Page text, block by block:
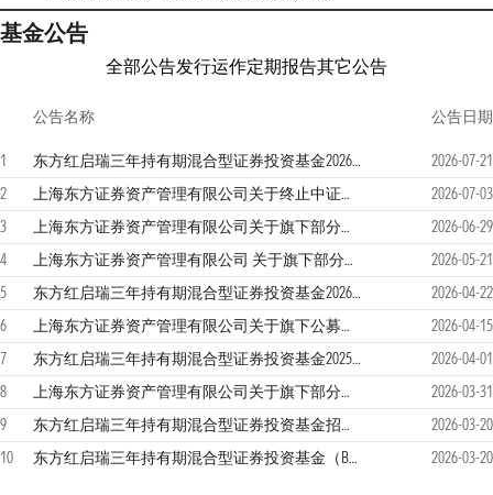
基金公告
全部公告发行运作定期报告其它公告
公告名称 公告日期
1 东方红启瑞三年持有期混合型证券投资基金2026年第2季度报告
2026-07-21
2
上海东方证券资产管理有限公司关于终止中证金牛（北京）基金销售有限公司基金销售业务的公告
2026-07-03
3
上海东方证券资产管理有限公司关于旗下部分基金2026年非港股通交易日申购、赎回等业务安排更新的公告
2026-06-29
4
上海东方证券资产管理有限公司 关于旗下部分基金2026年非港股通交易日申购、赎回等业务安排更新的公告
2026-05-21
5
东方红启瑞三年持有期混合型证券投资基金2026年第1季度报告
2026-04-22
6
上海东方证券资产管理有限公司关于旗下公募基金在直销平台开展费率优惠活动的公告
2026-04-15
7
东方红启瑞三年持有期混合型证券投资基金2025年年度报告
2026-04-01
8
上海东方证券资产管理有限公司关于旗下部分基金2026年非港股通交易日申购、赎回等业务安排更新的公告
2026-03-31
9
东方红启瑞三年持有期混合型证券投资基金招募说明书（更新）（2026年第1号）
2026-03-20
10
东方红启瑞三年持有期混合型证券投资基金（B类份额）基金产品资料概要更新 2026-03-20